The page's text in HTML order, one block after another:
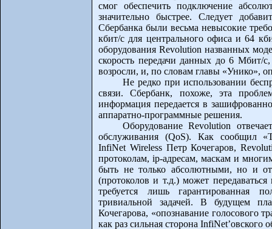
смог обеспечить подключение
значительно быстрее. Следует
Сбербанка были весьма невысокие
кбит/с для центрального офиса и 64
оборудования Revolution названных
скорость передачи данных до 6 Мбит/
возросли, и, по словам главы «Унико»,
Не редко при использовании
связи. Сбербанк, похоже, эта
информация передается в
аппаратно-программные решения.
Оборудование Revolution
обслуживания (QoS). Как сообщил
InfiNet Wireless Петр Кочегаров,
протоколам, ip-адресам, маскам и
быть не только абсолютными, но и
(протоколов и т.д.) может
требуется лишь гарантированная
тривиальной задачей. В будущем
Кочегарова, «опознавание голосового
как раз сильная сторона InfiNet’овского